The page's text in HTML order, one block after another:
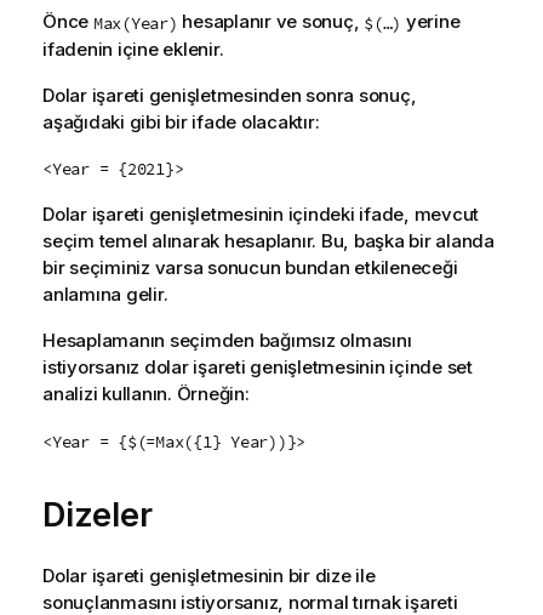
Önce Max(Year) hesaplanır ve sonuç, $(…) yerine
ifadenin içine eklenir.
Dolar işareti genişletmesinden sonra sonuç,
aşağıdaki gibi bir ifade olacaktır:
<Year = {2021}>
Dolar işareti genişletmesinin içindeki ifade, mevcut
seçim temel alınarak hesaplanır. Bu, başka bir alanda
bir seçiminiz varsa sonucun bundan etkileneceği
anlamına gelir.
Hesaplamanın seçimden bağımsız olmasını
istiyorsanız dolar işareti genişletmesinin içinde set
analizi kullanın. Örneğin:
<Year = {$(=Max({1} Year))}>
Dizeler
Dolar işareti genişletmesinin bir dize ile
sonuçlanmasını istiyorsanız, normal tırnak işareti